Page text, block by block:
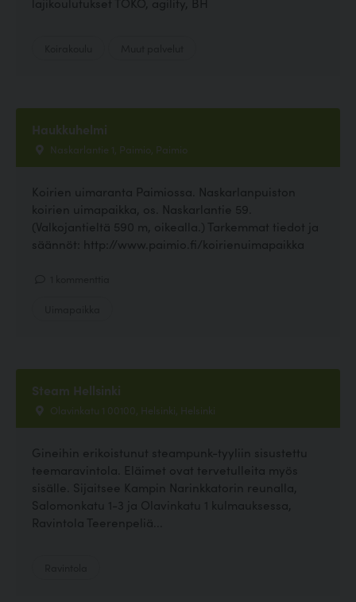
Haukkuhelmi
Naskarlantie 1, Paimio, Paimio
Koirien uimaranta Paimiossa. Naskarlanpuiston
koirien uimapaikka, os. Naskarlantie 59.
(Valkojantieltä 590 m, oikealla.) Tarkemmat tiedot ja
säännöt: http://www.paimio.fi/koirienuimapaikka
Steam Hellsinki
Olavinkatu 1 00100, Helsinki, Helsinki
Gineihin erikoistunut steampunk-tyyliin sisustettu
teemaravintola. Eläimet ovat tervetulleita myös
sisälle. Sijaitsee Kampin Narinkkatorin reunalla,
Salomonkatu 1-3 ja Olavinkatu 1 kulmauksessa,
Ravintola Teerenpeliä...